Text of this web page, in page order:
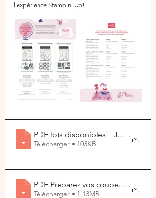
l’expérience Stampin’ Up!
PDF lots disponibles _ Journée
.
Télécharger • 103KB
PDF Préparez vos coupes pour
.
Télécharger • 1.13MB